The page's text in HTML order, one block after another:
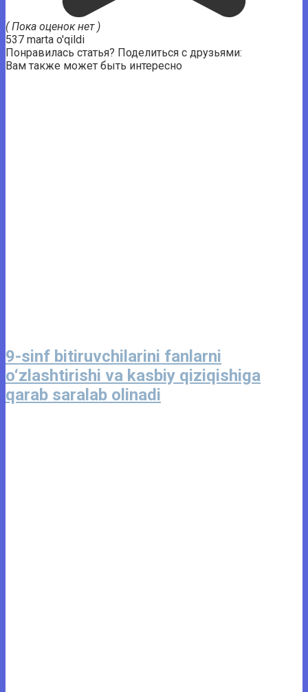
( Пока оценок нет )
537 marta o'qildi
Понравилась статья? Поделиться с друзьями:
Вам также может быть интересно
9-sinf bitiruvchilarini fanlarni
o‘zlashtirishi va kasbiy qiziqishiga
qarab saralab olinadi